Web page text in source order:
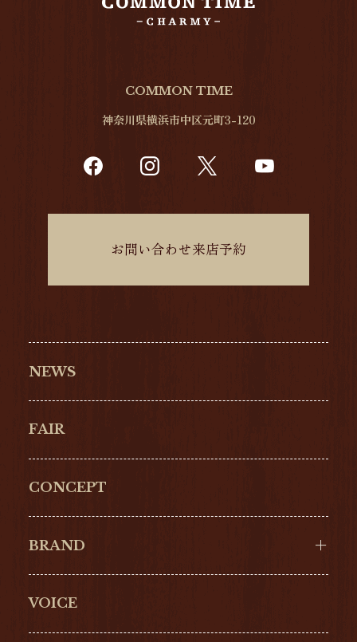
NEWS
FAIR
CONCEPT
BRAND
Cartier
VOICE
COMMON TIME
神奈川県横浜市中区元町3-120
お問い合わせ来店予約